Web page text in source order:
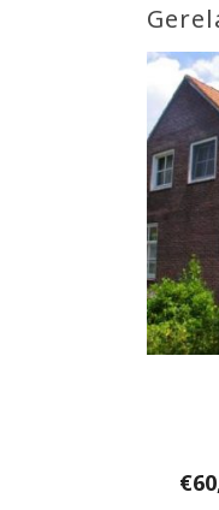
€